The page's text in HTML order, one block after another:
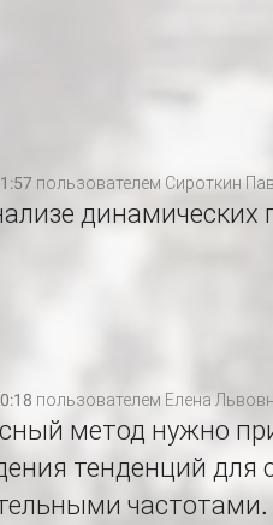
пользователем Сироткин
динамических
пользователем Елена
метод нужно
тенденций для